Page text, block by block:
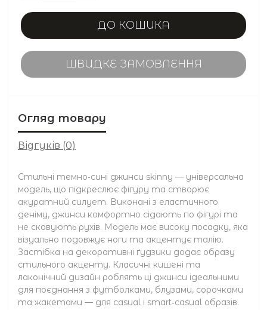
ДО КОШИКА
ШВИДКЕ ЗАМОВЛЕННЯ
Огляд товару
Відгуків (0)
Стильні темно‑сині джинси skinny — універсальна
модель, що підкреслює фігуру та створює
акуратний силует. Виконані з еластичного
деніму, джинси комфортно сідають по фігурі та
не сковують рухів. Модель має високу посадку, яка
візуально подовжує ноги та акцентує талію.
Застібка на декоративні ґудзики додає образу
стильного акценту. Класичні кишені та
лаконічний дизайн роблять ці джинси ідеальними
для поєднання з футболками, блузами, сорочками
та жакетами — для casual і smart‑casual образів.